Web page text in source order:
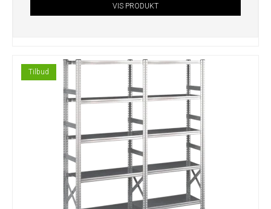
VIS PRODUKT
Tilbud